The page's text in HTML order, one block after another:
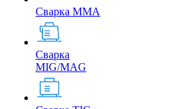
Сварка MMA
Сварка
MIG/MAG